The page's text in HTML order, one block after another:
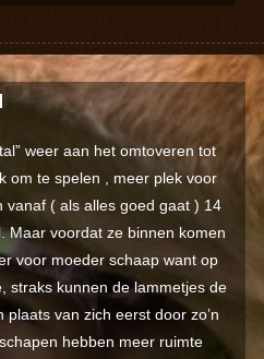
weer aan het omtoveren tot
om te spelen , meer plek voor
( als alles goed gaat ) 14
Maar voordat ze binnen komen
voor moeder schaap want op
straks kunnen de lammetjes de
van zich eerst door zo’n
hebben meer ruimte